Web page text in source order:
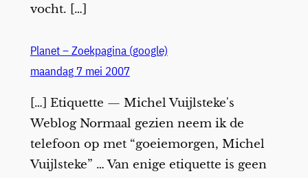
vocht. […]
Planet – Zoekpagina (google)
maandag 7 mei 2007
[…] Etiquette — Michel Vuijlsteke's
Weblog Normaal gezien neem ik de
telefoon op met “goeiemorgen, Michel
Vuijlsteke” … Van enige etiquette is geen